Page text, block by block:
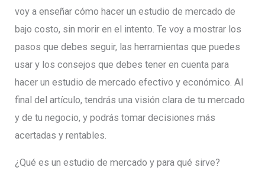
voy a enseñar cómo hacer un estudio de mercado de
bajo costo, sin morir en el intento. Te voy a mostrar los
pasos que debes seguir, las herramientas que puedes
usar y los consejos que debes tener en cuenta para
hacer un estudio de mercado efectivo y económico. Al
final del artículo, tendrás una visión clara de tu mercado
y de tu negocio, y podrás tomar decisiones más
acertadas y rentables.
¿Qué es un estudio de mercado y para qué sirve?